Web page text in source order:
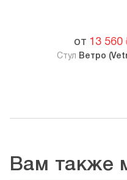
от 13 560
Стул Ветро
Вам также